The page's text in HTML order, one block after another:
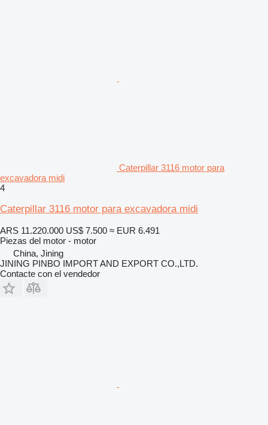
Caterpillar 3116 motor para
excavadora midi
4
Caterpillar 3116 motor para excavadora midi
ARS 11.220.000 US$ 7.500 ≈ EUR 6.491
Piezas del motor - motor
China, Jining
JINING PINBO IMPORT AND EXPORT CO.,LTD.
Contacte con el vendedor